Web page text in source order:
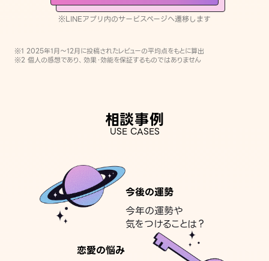
※LINEアプリ内のサービスページへ遷移します
※1 2025年1月〜12月に投稿されたレビューの平均点をもとに算出
※2 個人の感想であり、効果・効能を保証するものではありません
相談事例
USE CASES
今後の運勢
今年の運勢や
気をつけることは？
恋愛の悩み